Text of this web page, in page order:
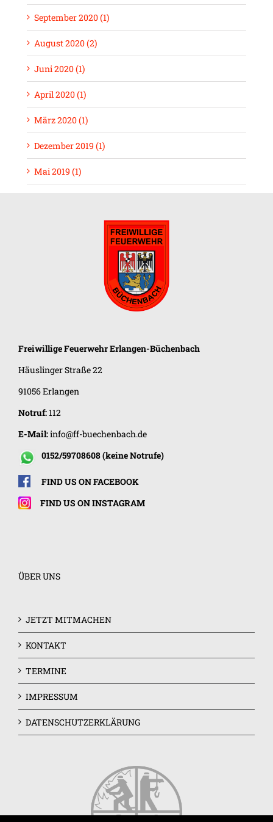
September 2020 (1)
August 2020 (2)
Juni 2020 (1)
April 2020 (1)
März 2020 (1)
Dezember 2019 (1)
Mai 2019 (1)
Freiwillige FeuerwehrErlangen-Büchenbach
Häuslinger Straße 22
91056 Erlangen
Notruf:112
E-Mail:info@ff-buechenbach.de
0152/59708608 (keine Notrufe)
FIND US ON FACEBOOK
FIND US ON INSTAGRAM
ÜBER UNS
JETZT MITMACHEN
KONTAKT
TERMINE
IMPRESSUM
DATENSCHUTZERKLÄRUNG